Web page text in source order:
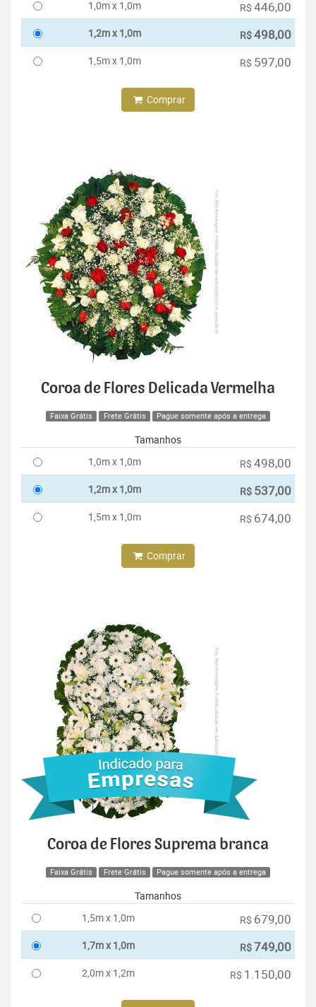
1,0m x 1,0m R$ 446,00
1,2m x 1,0m R$498,00
1,5m x 1,0m R$ 597,00
Comprar
Coroa de Flores Delicada Vermelha
Faixa Grátis Frete Grátis Pague somente após a entrega
Tamanhos
1,0m x 1,0m
R$ 498,00
1,2m x 1,0m R$ 537,00
1,5m x 1,0m R$ 674,00
Comprar
Coroa de Flores Suprema branca
Faixa Grátis Frete Grátis Pague somente após a entrega
Tamanhos
1,5m x 1,0m
R$ 679,00
1,7m x 1,0m R$749,00
2,0m x 1,2m R$ 1.150,00